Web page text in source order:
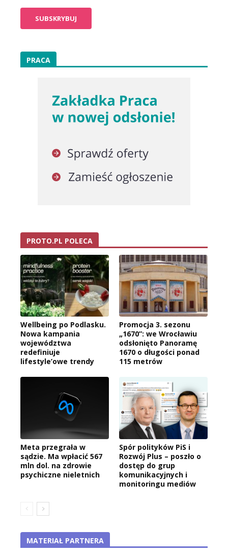
PRACA
PROTO.PL POLECA
Wellbeing po Podlasku.
Nowa kampania
województwa
redefiniuje
lifestyle’owe trendy
Promocja 3. sezonu
„1670”: we Wrocławiu
odsłonięto Panoramę
1670 o długości ponad
115 metrów
Meta przegrała w
sądzie. Ma wpłacić 567
mln dol. na zdrowie
psychiczne nieletnich
Spór polityków PiS i
Rozwój Plus – poszło o
dostęp do grup
komunikacyjnych i
monitoringu mediów
MATERIAŁ PARTNERA